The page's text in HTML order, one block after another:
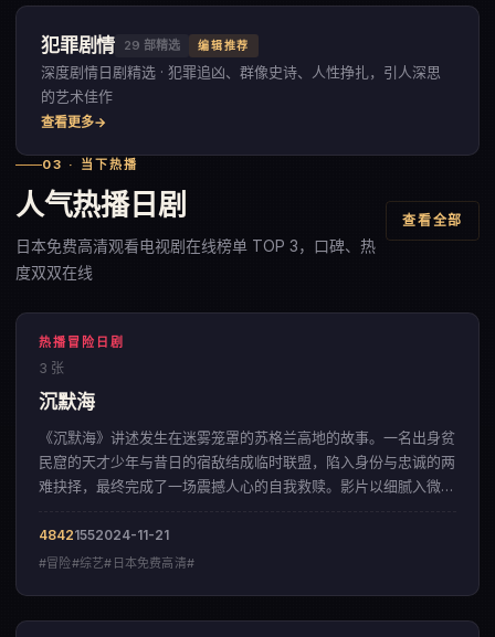
犯罪剧情 29 部精选 编辑推荐
深度剧情日剧精选 · 犯罪追凶、群像史诗、人性挣扎，引人深思
的艺术佳作
查看更多
03 · 当下热播
人气热播日剧
日本免费高清观看电视剧在线榜单 TOP 3，口碑、热
度双双在线
查看全部
热播冒险日剧
3 张
沉默海
《沉默海》讲述发生在迷雾笼罩的苏格兰高地的故事。一名出身贫
民窟的天才少年与昔日的宿敌结成临时联盟，陷入身份与忠诚的两
难抉择，最终完成了一场震撼人心的自我救赎。影片以细腻入微的
48421552024-11-21
#冒险#综艺#日本免费高清#